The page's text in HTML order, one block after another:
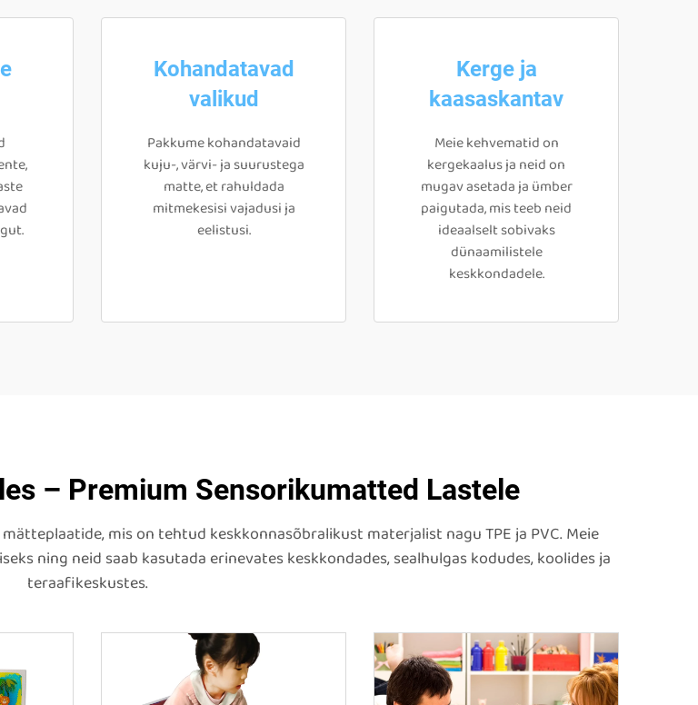
Kohandatavad
valikud
Pakkume kohandatavaid
kuju-, värvi- ja suurustega
matte, et rahuldada
mitmekesisi vajadusi ja
eelistusi.
Kerge ja
kaasaskantav
Meie kehvematid on
kergekaalus ja neid on
mugav asetada ja ümber
paigutada, mis teeb neid
ideaalselt sobivaks
dünaamilistele
keskkondadele.
– Premium Sensorikumatted Lastele
mis on tehtud keskkonnasõbralikust materjalist nagu TPE ja PVC. Meie
ning neid saab kasutada erinevates keskkondades, sealhulgas kodudes, koolides ja
teraafikeskustes.